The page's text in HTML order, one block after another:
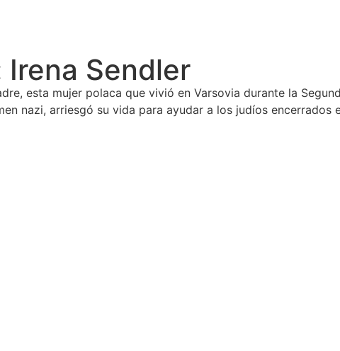
Sendler
esta mujer polaca que vivió en Varsovia durante la
nazi, arriesgó su vida para ayudar a los judíos